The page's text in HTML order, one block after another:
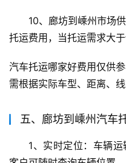
10、廊坊到嵊州市场
托运费用，当托运需求大
汽车托运哪家好费用仅供
需根据实际车型、距离、
五、廊坊到嵊州汽车
1、实时定位：车辆运